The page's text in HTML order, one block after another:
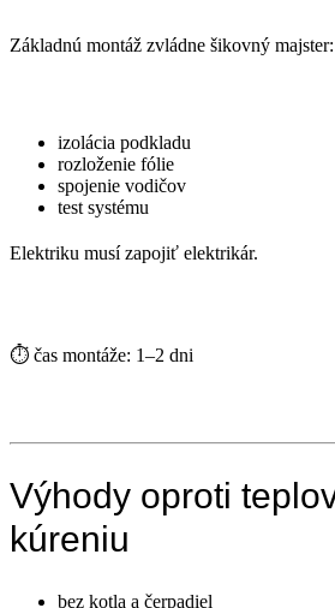
Základnú montáž zvládne šikovný majster:
izolácia podkladu
rozloženie fólie
spojenie vodičov
test systému
Elektriku musí zapojiť elektrikár.
⏱ čas montáže: 1–2 dni
Výhody oproti
kúreniu
bez kotla a čerpadiel